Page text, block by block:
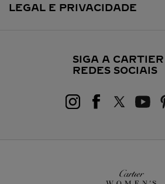
LEGAL E PRIVACIDADE
SIGA A
REDES SOCIAIS